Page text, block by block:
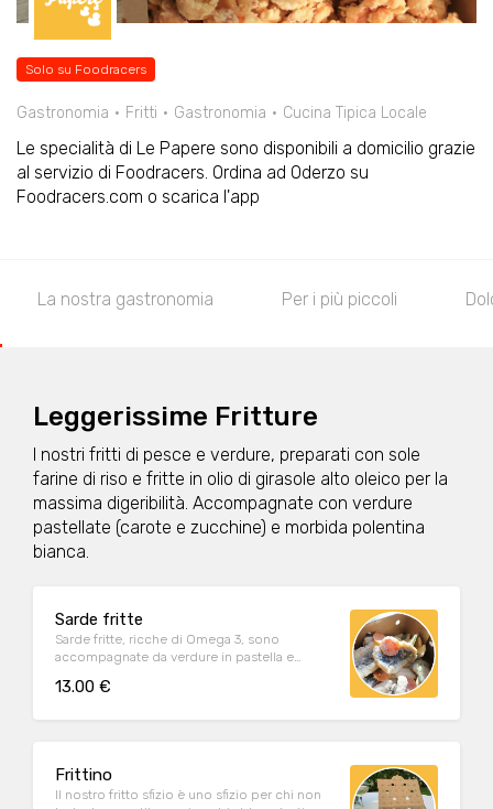
Solo su Foodracers
Gastronomia Fritti Gastronomia Cucina Tipica Locale
Le specialità di Le Papere sono disponibili a domicilio grazie
al servizio di Foodracers. Ordina ad Oderzo su
Foodracers.com o scarica l'app
La nostra gastronomia Per i più piccoli
Leggerissime Fritture
I nostri fritti di pesce e verdure, preparati con sole
farine di riso e fritte in olio di girasole alto oleico per la
massima digeribilità. Accompagnate con verdure
pastellate (carote e zucchine) e morbida polentina
bianca.
Sarde fritte
Sarde fritte, ricche di Omega 3, sono
accompagnate da verdure in pastella e
pietra.
13.00 €
Frittino
Il nostro fritto sfizio è uno sfizio per chi non